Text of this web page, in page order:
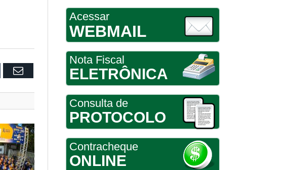
Email
Acessar
WEBMAIL
Nota Fiscal
ELETRÔNICA
Consulta de
PROTOCOLO
Contracheque
ONLINE